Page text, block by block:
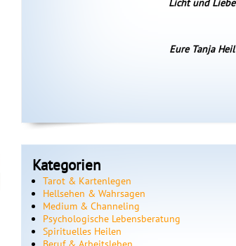
Licht und Liebe
Eure Tanja Heil
Kategorien
Tarot & Kartenlegen
Hellsehen & Wahrsagen
Medium & Channeling
Psychologische Lebensberatung
Spirituelles Heilen